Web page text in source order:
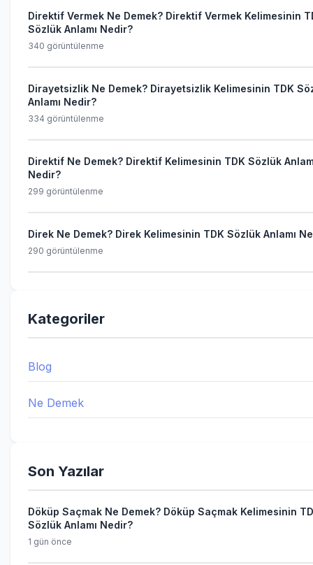
Direktif Vermek Ne Demek? Direktif Vermek Kelimesinin
Sözlük Anlamı Nedir?
340 görüntülenme
Dirayetsizlik Ne Demek? Dirayetsizlik Kelimesinin TDK
Anlamı Nedir?
334 görüntülenme
Direktif Ne Demek? Direktif Kelimesinin TDK Sözlük
Nedir?
299 görüntülenme
Direk Ne Demek? Direk Kelimesinin TDK Sözlük Anlamı
290 görüntülenme
Kategoriler
Blog
Ne Demek
Son Yazılar
Döküp Saçmak Ne Demek? Döküp Saçmak Kelimesinin
Sözlük Anlamı Nedir?
1 gün önce